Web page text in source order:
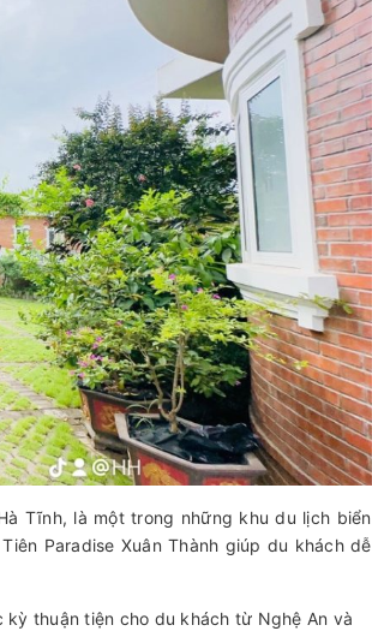
Tĩnh, là một trong những khu du lịch biển
Paradise Xuân Thành giúp du khách dễ
thuận tiện cho du khách từ Nghệ An và